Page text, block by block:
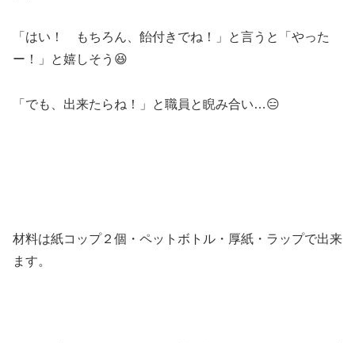
「はい！ もちろん、飴付きでね！」と言うと「やった
ー！」と嬉しそう😆
「でも、出来たらね！」と職員と睨み合い…😑
材料は紙コップ２個・ペットボトル・厚紙・ラップで出来
ます。